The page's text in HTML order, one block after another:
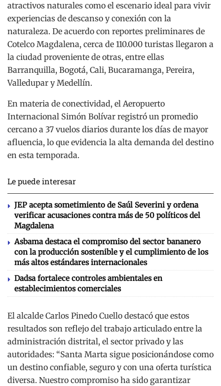
atractivos naturales como el escenario ideal para vivir
experiencias de descanso y conexión con la
naturaleza. De acuerdo con reportes preliminares de
Cotelco Magdalena, cerca de 110.000 turistas llegaron a
la ciudad proveniente de otras, entre ellas
Barranquilla, Bogotá, Cali, Bucaramanga, Pereira,
Valledupar y Medellín.
En materia de conectividad, el Aeropuerto
Internacional Simón Bolívar registró un promedio
cercano a 37 vuelos diarios durante los días de mayor
afluencia, lo que evidencia la alta demanda del destino
en esta temporada.
Le puede interesar
JEP acepta sometimiento de Saúl Severini y ordena
verificar acusaciones contra más de 50 políticos del
Magdalena
Asbama destaca el compromiso del sector bananero
con la producción sostenible y el cumplimiento de los
más altos estándares internacionales
Dadsa fortalece controles ambientales en
establecimientos comerciales
El alcalde Carlos Pinedo Cuello destacó que estos
resultados son reflejo del trabajo articulado entre la
administración distrital, el sector privado y las
autoridades: “Santa Marta sigue posicionándose como
un destino confiable, seguro y con una oferta turística
diversa. Nuestro compromiso ha sido garantizar